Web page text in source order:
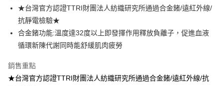
Apple Pay
街口支付
悠遊付
ATM付款
貨到付款
★台灣官方認證TTRI財團法人紡織研究所通過合金鍺/遠紅外線/
抗靜電檢驗★
合金鍺功能:溫度達32度以上即發揮作用釋放負離子，促進血液
循環新陳代謝同時能舒緩肌肉疲勞
銷售重點
★台灣官方認證TTRI財團法人紡織研究所通過合金鍺/遠紅外線/抗